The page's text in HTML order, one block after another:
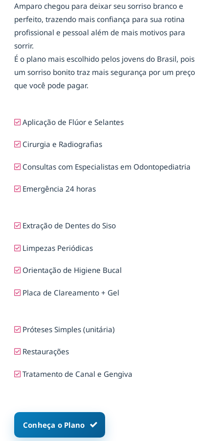
Amparo chegou para deixar seu sorriso branco e
perfeito, trazendo mais confiança para sua rotina
profissional e pessoal além de mais motivos para
sorrir.
É o plano mais escolhido pelos jovens do Brasil, pois
um sorriso bonito traz mais segurança por um preço
que você pode pagar.
Aplicação de Flúor e Selantes
Cirurgia e Radiografias
Consultas com Especialistas em Odontopediatria
Emergência 24 horas
Extração de Dentes do Siso
Limpezas Periódicas
Orientação de Higiene Bucal
Placa de Clareamento + Gel
Próteses Simples (unitária)
Restaurações
Tratamento de Canal e Gengiva
Conheça o Plano